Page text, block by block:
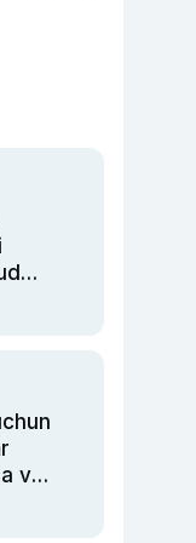
va